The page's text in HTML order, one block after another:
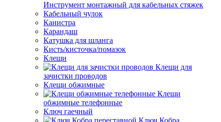
Инструмент монтажный для кабельных стяжек
Кабельный чулок
Канистра
Карандаш
Катушка для шланга
Кисть/кисточка/помазок
Клещи
Клещи для
зачистки проводов
Клещи обжимные
Клещи
обжимные телефонные
Ключ гаечный
Ключ Кобра